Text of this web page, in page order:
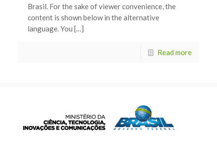
Brasil. For the sake of viewer convenience, the
content is shown below in the alternative
language. You […]
Read more